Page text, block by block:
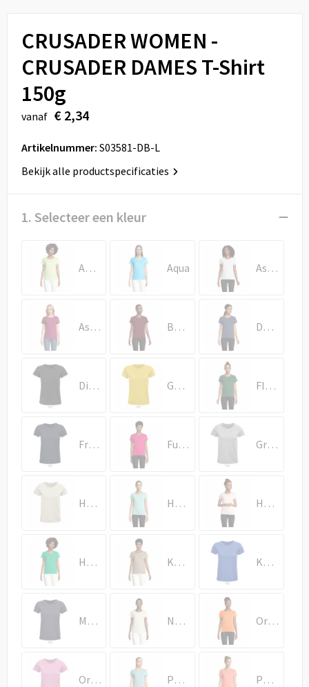
Veiligheid, Auto en Fiets
Vrije tijd en Strand
Feestartikelen
Aanstekers
Rugzakken
Schoenentassen
Schoudertassen
Sporttassen
Tablettassen
Toilettassen
Autotassen
Reistassensets
Draagtassen
Papieren tassen
Strandtassen
Duffeltassen
Goodiebags
CRUSADER WOMEN -
CRUSADER DAMES T-Shirt
150g
vanaf € 2,34
Artikelnummer: S03581-DB-L
Bekijk alle productspecificaties
1. Selecteer een kleur
Apple Green Aqua Asgrijs
Astral Purple Burgundy Denim
Diep Zwart Goud Flesgroen
Franse Marine Fuchsia Grijs Gemeleerd
Heather Beige Heather Light Green Heather Pink
Helder Groen Khaki Koningsblauw
Muisgrijs Natuurlijk Oranje
Orchidee Roze Pool Blue Pop Orange